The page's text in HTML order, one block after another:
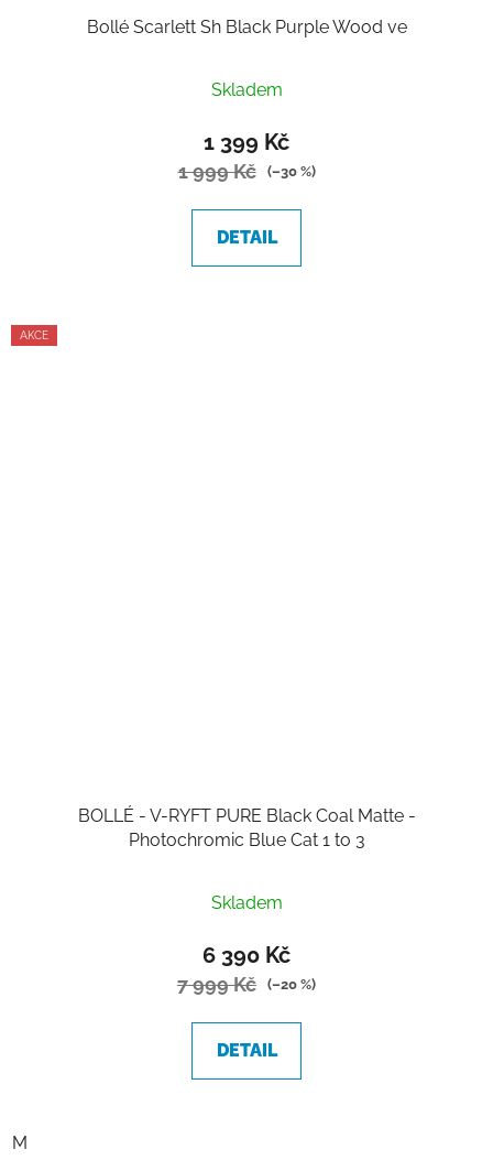
Bollé Scarlett Sh Black Purple Wood ve
Skladem
1 399 Kč
1 999 Kč (–30 %)
DETAIL
AKCE
BOLLÉ - V-RYFT PURE Black Coal Matte -
Photochromic Blue Cat 1 to 3
Skladem
6 390 Kč
7 999 Kč (–20 %)
DETAIL
M